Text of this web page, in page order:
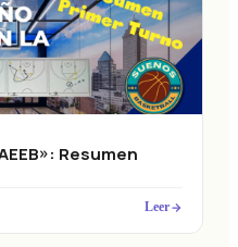
Resumen
Leer